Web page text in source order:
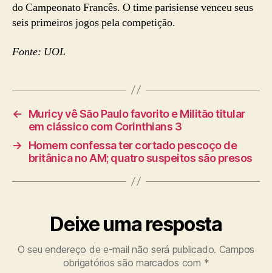
do Campeonato Francês. O time parisiense venceu seus
seis primeiros jogos pela competição.
Fonte: UOL
←
Muricy vê São Paulo favorito e Militão titular
em clássico com Corinthians 3
→
Homem confessa ter cortado pescoço de
britânica no AM; quatro suspeitos são presos
Deixe uma resposta
O seu endereço de e-mail não será publicado. Campos
obrigatórios são marcados com *